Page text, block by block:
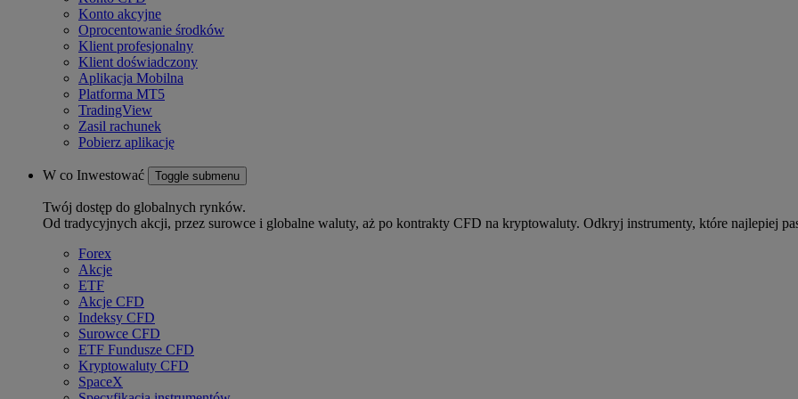
Konto akcyjne
Oprocentowanie środków
Klient profesjonalny
Klient doświadczony
Aplikacja Mobilna
Platforma MT5
TradingView
Zasil rachunek
Pobierz aplikację
W co Inwestować Toggle submenu
Twój dostęp do globalnych rynków.
Od tradycyjnych akcji, przez surowce i globalne waluty, aż po kontrakty CFD na kryptowaluty. Odkryj instrumenty, które najlepiej
Forex
Akcje
ETF
Akcje CFD
Indeksy CFD
Surowce CFD
ETF Fundusze CFD
Kryptowaluty CFD
SpaceX